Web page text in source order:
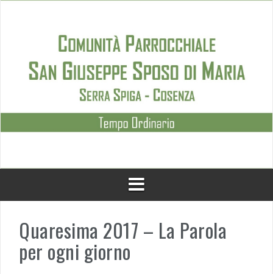
Quaresima 2017 – La Parola
per ogni giorno